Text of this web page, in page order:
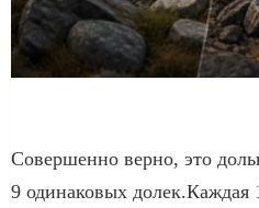
Совершенно верно, это
9 одинаковых долек.Каждая